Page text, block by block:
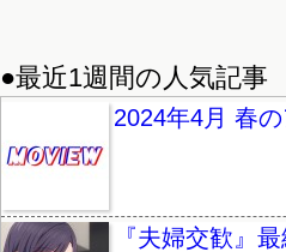
●最近1週間の人気記事
2024年4月 春
『夫婦交歓』